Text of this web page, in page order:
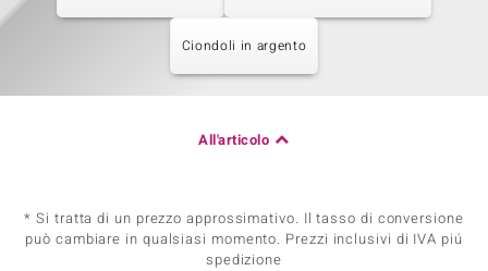
Ciondoli in argento
All'articolo
* Si tratta di un prezzo approssimativo. Il tasso di conversione
può cambiare in qualsiasi momento. Prezzi inclusivi di IVA piú
spedizione